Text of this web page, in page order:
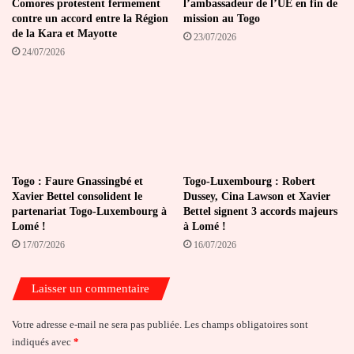
Comores protestent fermement
contre un accord entre la Région
de la Kara et Mayotte
24/07/2026
l’ambassadeur de l’UE en fin de
mission au Togo
23/07/2026
Togo : Faure Gnassingbé et
Xavier Bettel consolident le
partenariat Togo-Luxembourg à
Lomé !
17/07/2026
Togo-Luxembourg : Robert
Dussey, Cina Lawson et Xavier
Bettel signent 3 accords majeurs
à Lomé !
16/07/2026
Laisser un commentaire
Votre adresse e-mail ne sera pas publiée. Les champs obligatoires sont
indiqués avec *